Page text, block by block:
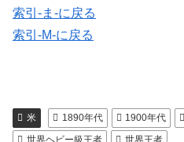
索引-ま-に戻る
索引-M-に戻る
米 1890年代 1900年代